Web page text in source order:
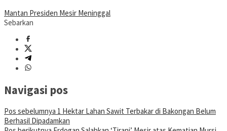
Mantan Presiden Mesir Meninggal
Sebarkan
Navigasi pos
Pos sebelumnya 1 Hektar Lahan Sawit Terbakar di Bakongan Belum
Berhasil Dipadamkan